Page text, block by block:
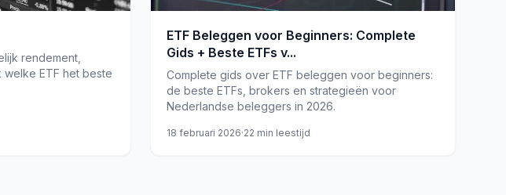
rendement,
ETF het beste
ETF Beleggen voor Beginners: Complete
Gids + Beste ETFs v...
Complete gids over ETF beleggen voor beginners:
de beste ETFs, brokers en strategieën voor
Nederlandse beleggers in 2026.
18 februari 2026·22 min leestijd